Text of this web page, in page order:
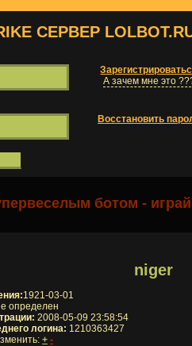
СЕРВЕР
А зачем мне это
Восстановить
ботом -
niger
1921-03-01
определен
2008-05-09 23:58:54
логина: 1210363427
+ -